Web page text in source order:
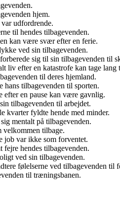
hjem.
udfordrende.
til hendes tilbagevenden.
kan være svær efter en ferie.
ved sin tilbagevenden.
sig til sin tilbagevenden til
liv efter en katastrofe kan tage lang
til deres hjemland.
hans tilbagevenden til sporten.
efter en pause kan være gavnlig.
tilbagevenden til arbejdet.
kvarter fyldte hende med minder.
mentalt på tilbagevenden.
velkommen tilbage.
job var ikke som forventet.
fejre hendes tilbagevenden.
ved sin tilbagevenden.
følelserne ved tilbagevenden til
til træningsbanen.